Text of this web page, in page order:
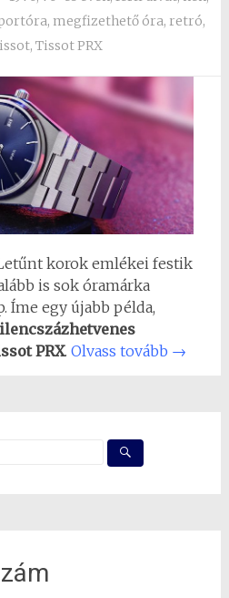
, megfizethető óra, retró,
, Tissot PRX
korok emlékei festik
is sok óramárka
Íme egy újabb példa,
PRX. Olvass tovább →